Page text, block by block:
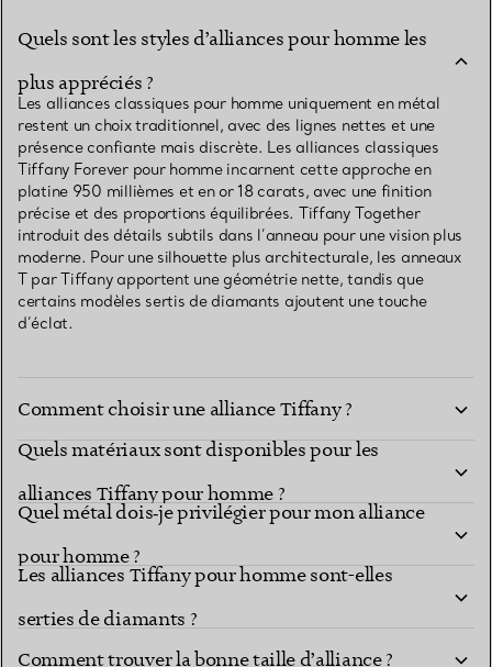
Quels sont les styles d’alliances pour homme les
plus appréciés ?
Les alliances classiques pour homme uniquement en métal
restent un choix traditionnel, avec des lignes nettes et une
présence confiante mais discrète. Les alliances classiques
Tiffany Forever pour homme incarnent cette approche en
platine 950 millièmes et en or 18 carats, avec une finition
précise et des proportions équilibrées. Tiffany Together
introduit des détails subtils dans l’anneau pour une vision plus
moderne. Pour une silhouette plus architecturale, les anneaux
T par Tiffany apportent une géométrie nette, tandis que
certains modèles sertis de diamants ajoutent une touche
d’éclat.
Comment choisir une alliance Tiffany ?
Quels matériaux sont disponibles pour les
alliances Tiffany pour homme ?
Quel métal dois‑je privilégier pour mon alliance
pour homme ?
Les alliances Tiffany pour homme sont-elles
serties de diamants ?
Comment trouver la bonne taille d’alliance ?